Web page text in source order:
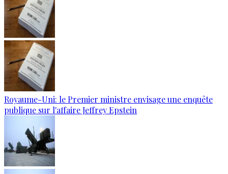
Royaume-Uni: le Premier ministre envisage une enquête
publique sur l'affaire Jeffrey Epstein